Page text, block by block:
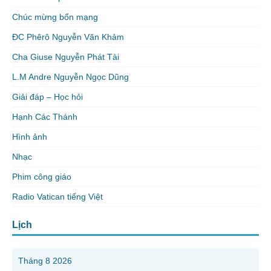
Chúc mừng bổn mạng
ĐC Phêrô Nguyễn Văn Khảm
Cha Giuse Nguyễn Phát Tài
L.M Andre Nguyễn Ngọc Dũng
Giải đáp – Học hỏi
Hạnh Các Thánh
Hình ảnh
Nhạc
Phim công giáo
Radio Vatican tiếng Việt
Lịch
Tháng 8 2026